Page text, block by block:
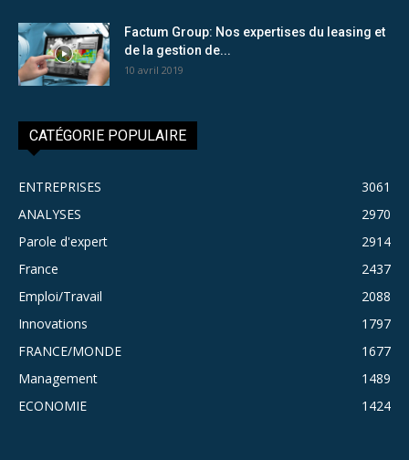
Factum Group: Nos expertises du leasing et
de la gestion de...
10 avril 2019
CATÉGORIE POPULAIRE
ENTREPRISES
3061
ANALYSES
2970
Parole d'expert
2914
France
2437
Emploi/Travail
2088
Innovations
1797
FRANCE/MONDE
1677
Management
1489
ECONOMIE
1424